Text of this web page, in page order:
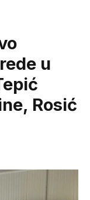
u
Rosić